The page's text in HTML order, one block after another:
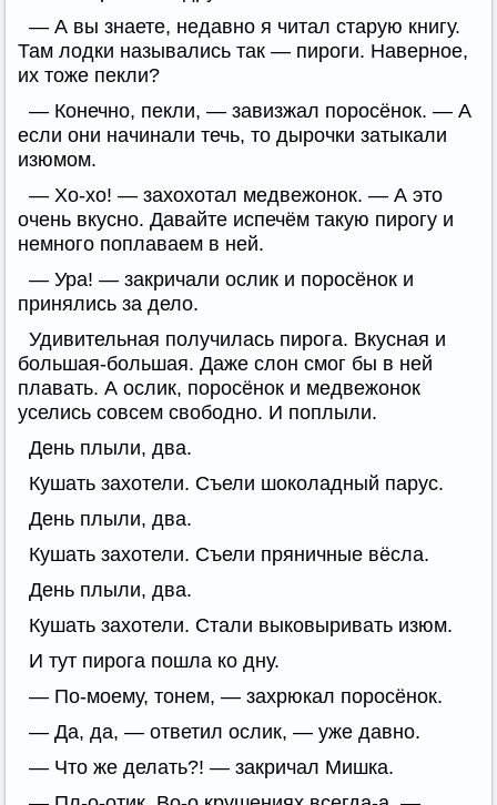
— А вы знаете, недавно я читал старую книгу.
Там лодки назывались так — пироги. Наверное,
их тоже пекли?
— Конечно, пекли, — завизжал поросёнок. — А
если они начинали течь, то дырочки затыкали
изюмом.
— Хо-хо! — захохотал медвежонок. — А это
очень вкусно. Давайте испечём такую пирогу и
немного поплаваем в ней.
— Ура! — закричали ослик и поросёнок и
принялись за дело.
Удивительная получилась пирога. Вкусная и
большая-большая. Даже слон смог бы в ней
плавать. А ослик, поросёнок и медвежонок
уселись совсем свободно. И поплыли.
День плыли, два.
Кушать захотели. Съели шоколадный парус.
День плыли, два.
Кушать захотели. Съели пряничные вёсла.
День плыли, два.
Кушать захотели. Стали выковыривать изюм.
И тут пирога пошла ко дну.
— По-моему, тонем, — захрюкал поросёнок.
— Да, да, — ответил ослик, — уже давно.
— Что же делать?! — закричал Мишка.